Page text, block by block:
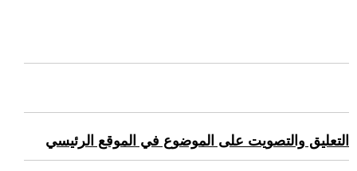
التعليق والتصويت على الموضوع في الموقع الرئيسي